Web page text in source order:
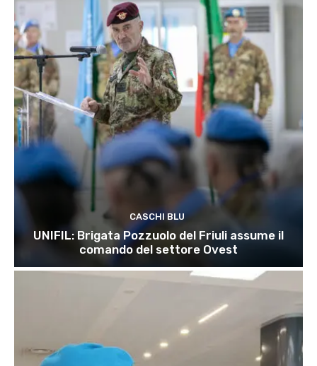
CASCHI BLU
UNIFIL: Brigata Pozzuolo del Friuli assume il
comando del settore Ovest